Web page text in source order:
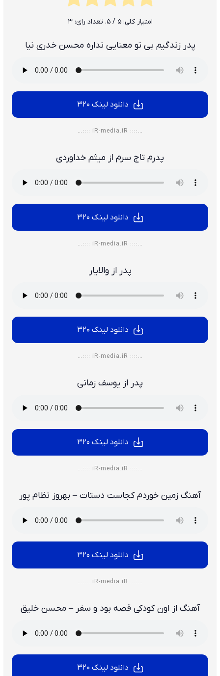
امتیاز کلی:5 / 5. تعداد رای: 3
پدر زندگیم بی تو معنایی نداره محسن خدری نیا
دانلود لینک 320
…:::: iR-media.iR ::::…
پدرم تاج سرم از میثم خداوردی
دانلود لینک 320
…:::: iR-media.iR ::::…
پدر از والایار
دانلود لینک 320
…:::: iR-media.iR ::::…
پدر از یوسف زمانی
دانلود لینک 320
…:::: iR-media.iR ::::…
آهنگ زمین خوردم کجاست دستات – بهروز نظام‌ پور
دانلود لینک 320
…:::: iR-media.iR ::::…
آهنگ از اون کودکی قصه بود و سفر – محسن خلیق
دانلود لینک 320